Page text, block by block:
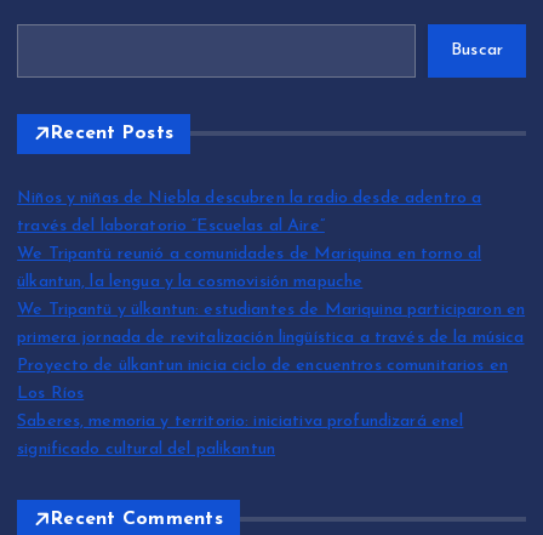
Buscar
Recent Posts
Niños y niñas de Niebla descubren la radio desde adentro a
través del laboratorio “Escuelas al Aire”
We Tripantü reunió a comunidades de Mariquina en torno al
ülkantun, la lengua y la cosmovisión mapuche
We Tripantü y ülkantun: estudiantes de Mariquina participaron en
primera jornada de revitalización lingüística a través de la música
Proyecto de ülkantun inicia ciclo de encuentros comunitarios en
Los Ríos
Saberes, memoria y territorio: iniciativa profundizará enel
significado cultural del palikantun
Recent Comments